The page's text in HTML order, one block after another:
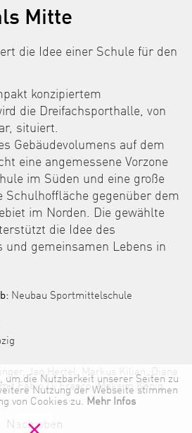
Mitte
die Idee einer Schule für den
konzipiertem
die Dreifachsporthalle, von
situiert.
Gebäudevolumens auf dem
eine angemessene Vorzone
im Süden und eine große
Schulhoffläche gegenüber dem
im Norden. Die gewählte
die Idee des
und gemeinsamen Lebens in
Neubau Sportmittelschule
Jan Hertel, Markus Kilian, Diana
Fabio Di Franco, Maksim König
Nach oben
um die Nutzbarkeit unserer Seiten zu
Nutzung der Webseite stimmen
von Cookies zu. Mehr Infos